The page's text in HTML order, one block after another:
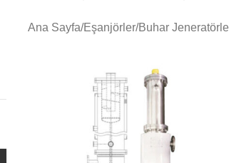
Ana Sayfa Eşanjörler Buhar